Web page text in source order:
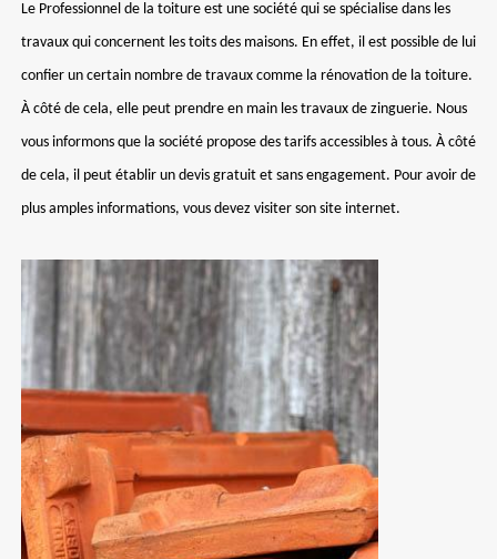
Le Professionnel de la toiture est une société qui se spécialise dans les
travaux qui concernent les toits des maisons. En effet, il est possible de lui
confier un certain nombre de travaux comme la rénovation de la toiture.
À côté de cela, elle peut prendre en main les travaux de zinguerie. Nous
vous informons que la société propose des tarifs accessibles à tous. À côté
de cela, il peut établir un devis gratuit et sans engagement. Pour avoir de
plus amples informations, vous devez visiter son site internet.